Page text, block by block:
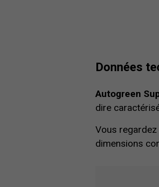
Données
Autogreen
dire
Vous
dimensions